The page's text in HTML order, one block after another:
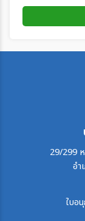
29/299
อำ
ใบอ